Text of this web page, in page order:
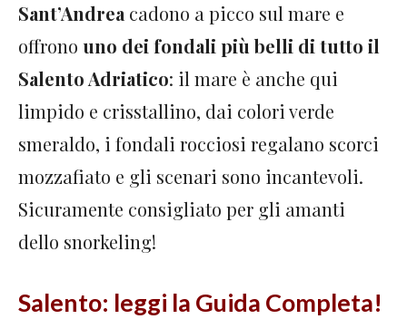
Sant’Andrea cadono a picco sul mare e
offrono uno dei fondali più belli di tutto il
Salento Adriatico: il mare è anche qui
limpido e crisstallino, dai colori verde
smeraldo, i fondali rocciosi regalano scorci
mozzafiato e gli scenari sono incantevoli.
Sicuramente consigliato per gli amanti
dello snorkeling!
Salento: leggi la Guida Completa!